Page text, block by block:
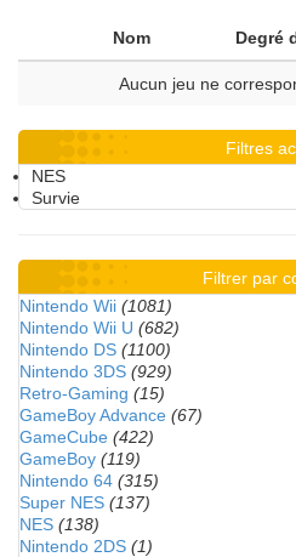
Nom Degré
Aucun jeu ne
Filtres
NES
Survie
Filtrer par
Nintendo Wii (1081)
Nintendo Wii U (682)
Nintendo DS (1100)
Nintendo 3DS (929)
Retro-Gaming (15)
GameBoy Advance (67)
GameCube (422)
GameBoy (119)
Nintendo 64 (315)
Super NES (137)
NES (138)
Nintendo 2DS (1)